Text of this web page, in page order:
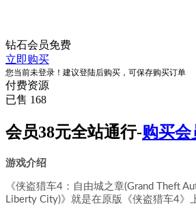
钻石会员免费
立即购买
您当前未登录！建议登陆后购买，可保存购买订单
付费资源
已售 168
会员38元全站通行-购买会
游戏介绍
《侠盗猎车4：自由城之章(Grand Theft
Liberty City)》就是在原版《侠盗猎车4》